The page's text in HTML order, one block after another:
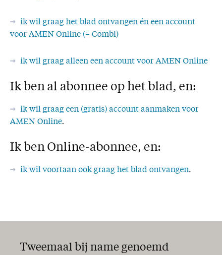
ik wil graag het blad ontvangen én een account
voor AMEN Online (= Combi)
ik wil graag alleen een account voor AMEN Online
Ik ben al abonnee op het blad, en:
ik wil graag een (gratis) account aanmaken voor
AMEN Online.
Ik ben Online-abonnee, en:
ik wil voortaan ook graag het blad ontvangen.
Tweemaal bij name genoemd